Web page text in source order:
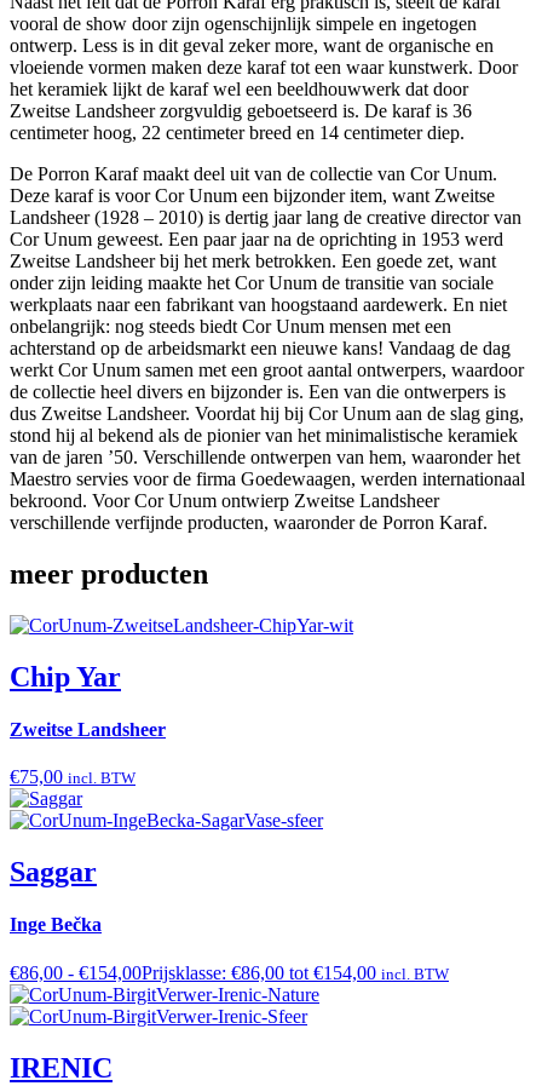
vooral de show door zijn ogenschijnlijk simpele en ingetogen
ontwerp. Less is in dit geval zeker more, want de organische en
vloeiende vormen maken deze karaf tot een waar kunstwerk. Door
het keramiek lijkt de karaf wel een beeldhouwwerk dat door
Zweitse Landsheer zorgvuldig geboetseerd is. De karaf is 36
centimeter hoog, 22 centimeter breed en 14 centimeter diep.
De Porron Karaf maakt deel uit van de collectie van Cor Unum.
Deze karaf is voor Cor Unum een bijzonder item, want Zweitse
Landsheer (1928 – 2010) is dertig jaar lang de creative director van
Cor Unum geweest. Een paar jaar na de oprichting in 1953 werd
Zweitse Landsheer bij het merk betrokken. Een goede zet, want
onder zijn leiding maakte het Cor Unum de transitie van sociale
werkplaats naar een fabrikant van hoogstaand aardewerk. En niet
onbelangrijk: nog steeds biedt Cor Unum mensen met een
achterstand op de arbeidsmarkt een nieuwe kans! Vandaag de dag
werkt Cor Unum samen met een groot aantal ontwerpers, waardoor
de collectie heel divers en bijzonder is. Een van die ontwerpers is
dus Zweitse Landsheer. Voordat hij bij Cor Unum aan de slag ging,
stond hij al bekend als de pionier van het minimalistische keramiek
van de jaren ’50. Verschillende ontwerpen van hem, waaronder het
Maestro servies voor de firma Goedewaagen, werden internationaal
bekroond. Voor Cor Unum ontwierp Zweitse Landsheer
verschillende verfijnde producten, waaronder de Porron Karaf.
meer producten
Chip Yar
Zweitse Landsheer
€75,00 incl. BTW
Saggar
Inge Bečka
€86,00 - €154,00Prijsklasse: €86,00 tot €154,00 incl. BTW
IRENIC